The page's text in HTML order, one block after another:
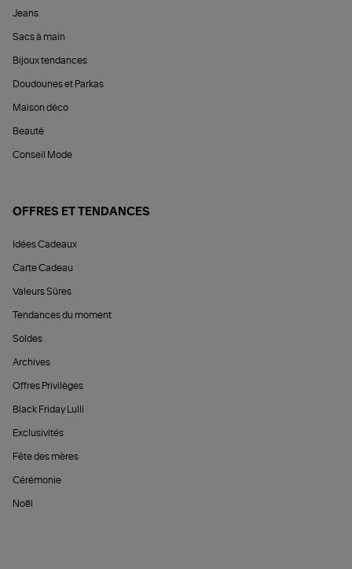
Jeans
Sacs à main
Bijoux tendances
Doudounes et Parkas
Maison déco
Beauté
Conseil Mode
OFFRES ET TENDANCES
Idées Cadeaux
Carte Cadeau
Valeurs Sûres
Tendances du moment
Soldes
Archives
Offres Privilèges
Black Friday Lulli
Exclusivités
Fête des mères
Cérémonie
Noël